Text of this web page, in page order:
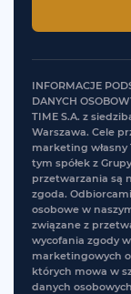
INFORMACJE
DANYCH
TIME S.A. z
Warszawa. Cele
marketing własny
tym spółek z
przetwarzania są
zgoda.
osobowe w
związane z
wycofania zgody
marketingowych
których mowa w
danych